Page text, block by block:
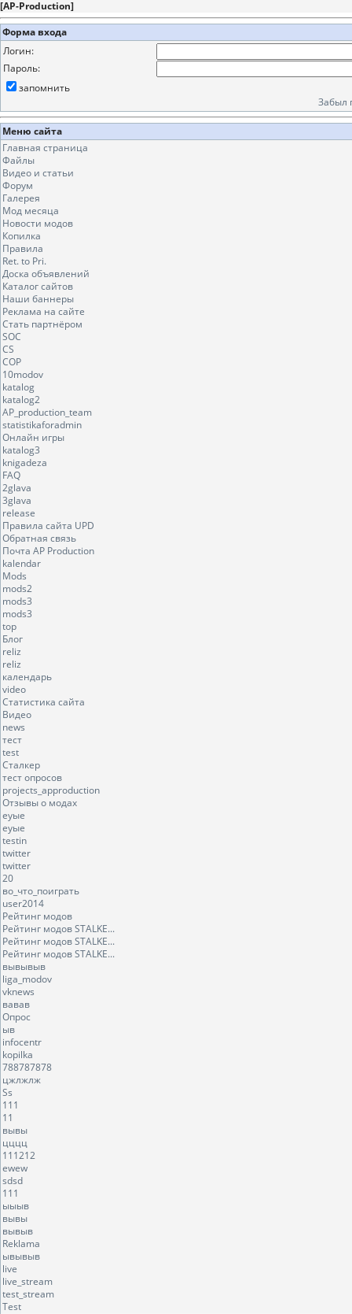
[AP-Production]
Форма входа
Логин:
Пароль:
запомнить
Забыл
Меню сайта
Главная страница
Файлы
Видео и статьи
Форум
Галерея
Мод месяца
Новости модов
Копилка
Правила
Ret. to Pri.
Доска объявлений
Каталог сайтов
Наши баннеры
Реклама на сайте
Стать партнёром
SOC
CS
COP
10modov
katalog
katalog2
AP_production_team
statistikaforadmin
Онлайн игры
katalog3
knigadeza
FAQ
2glava
3glava
release
Правила сайта UPD
Обратная связь
Почта AP Production
kalendar
Mods
mods2
mods3
mods3
top
Блог
reliz
reliz
календарь
video
Статистика сайта
Видео
news
тест
test
Сталкер
тест опросов
projects_approduction
Отзывы о модах
еуые
еуые
testin
twitter
twitter
20
во_что_поиграть
user2014
Рейтинг модов
Рейтинг модов STALKE...
Рейтинг модов STALKE...
Рейтинг модов STALKE...
вывывыв
liga_modov
vknews
вавав
Опрос
ыв
infocentr
kopilka
788787878
цжлжлж
Ss
111
11
вывы
цццц
111212
ewew
sdsd
111
ыыыв
вывы
вывыв
Reklama
ывывыв
live
live_stream
test_stream
Test